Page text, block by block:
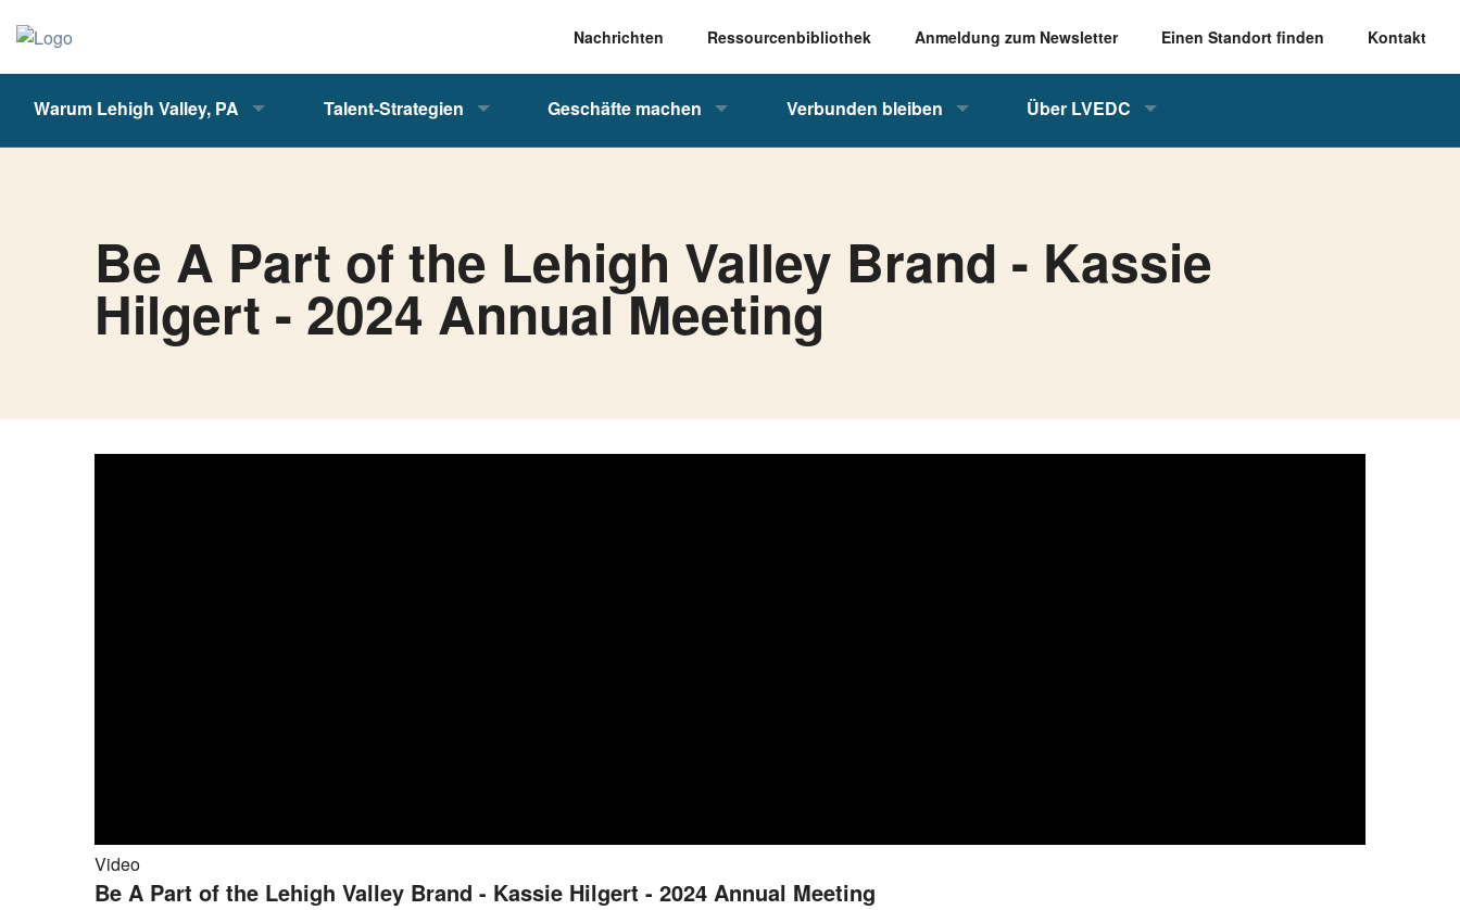
Nachrichten Ressourcenbibliothek Anmeldung zum Newsletter Einen Standort finden Kontakt
Warum Lehigh Valley, PA Talent-Strategien Geschäfte machen Verbunden bleiben Über LVEDC
Be A Part of the Lehigh Valley Brand - Kassie
Hilgert - 2024 Annual Meeting
Video
Be A Part of the Lehigh Valley Brand - Kassie Hilgert - 2024 Annual Meeting